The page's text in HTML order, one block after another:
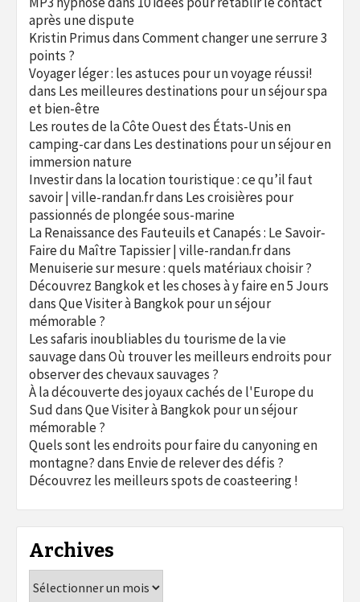
après une dispute
Kristin PrimusdansComment changer une serrure 3
points ?
Voyager léger : les astuces pour un voyage réussi!
dans Les meilleures destinations pour un séjour spa
et bien-être
Les routes de la Côte Ouest des États-Unis en
camping-cardans Les destinations pour un séjour en
immersion nature
Investir dans la location touristique : ce qu’il faut
savoir | ville-randan.frdans Les croisières pour
passionnés de plongée sous-marine
La Renaissance des Fauteuils et Canapés : Le Savoir-
Faire du Maître Tapissier | ville-randan.frdans
Menuiserie sur mesure : quels matériaux choisir ?
Découvrez Bangkok et les choses à y faire en 5 Jours
dansQue Visiter à Bangkok pour un séjour
mémorable ?
Les safaris inoubliables du tourisme de la vie
sauvagedansOù trouver les meilleurs endroits pour
observer des chevaux sauvages ?
À la découverte des joyaux cachés de l'Europe du
SuddansQue Visiter à Bangkok pour un séjour
mémorable ?
Quels sont les endroits pour faire du canyoning en
montagne?dans Envie de relever des défis ?
Découvrez les meilleurs spots de coasteering !
Archives